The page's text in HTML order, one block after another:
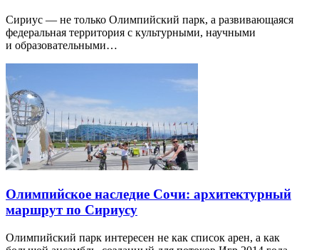
Сириус — не только Олимпийский парк, а развивающаяся
федеральная территория с культурными, научными
и образовательными…
Олимпийское наследие Сочи: архитектурный
маршрут по Сириусу
Олимпийский парк интересен не как список арен, а как